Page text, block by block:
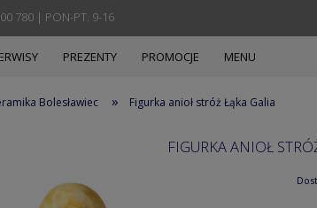
780 | PON-PT. 9-16
PREZENTY PROMOCJE MENU
Bolesławiec » Figurka anioł stróż Łąka Galia
FIGURKA ANIOŁ